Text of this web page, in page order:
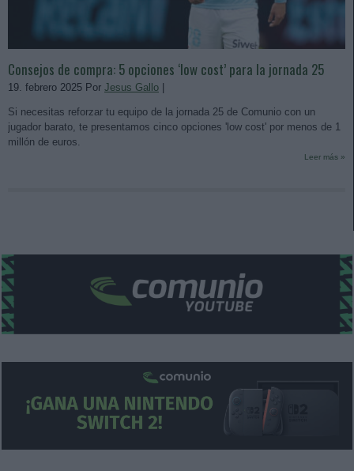
Consejos de compra: 5 opciones ‘low cost’ para la jornada 25
19. febrero 2025 Por Jesus Gallo
Si necesitas reforzar tu equipo de la jornada 25 de Comunio con un
jugador barato, te presentamos cinco opciones 'low cost' por menos de 1
millón de euros.
Leer más »